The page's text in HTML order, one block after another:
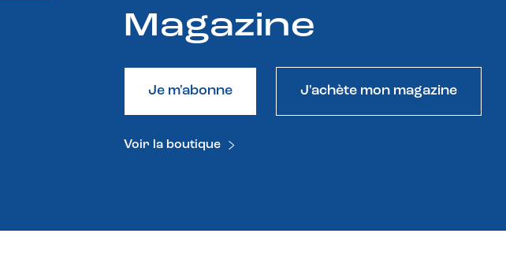
Magazine
Je m'abonne J'achète mon magazine
Voir la boutique